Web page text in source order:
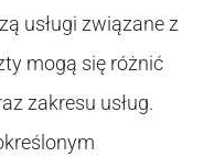
usługi związane z
mogą się różnić
zakresu usług.